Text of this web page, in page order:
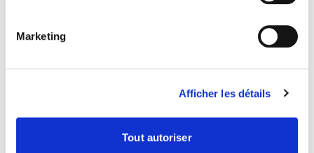
Marketing
Afficher les détails
Tout autoriser